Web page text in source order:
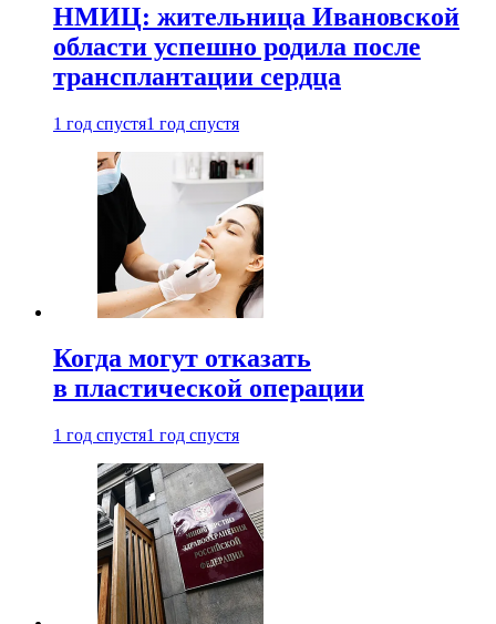
НМИЦ: жительница Ивановской
области успешно родила после
трансплантации сердца
1 год спустя1 год спустя
Когда могут отказать
в пластической операции
1 год спустя1 год спустя